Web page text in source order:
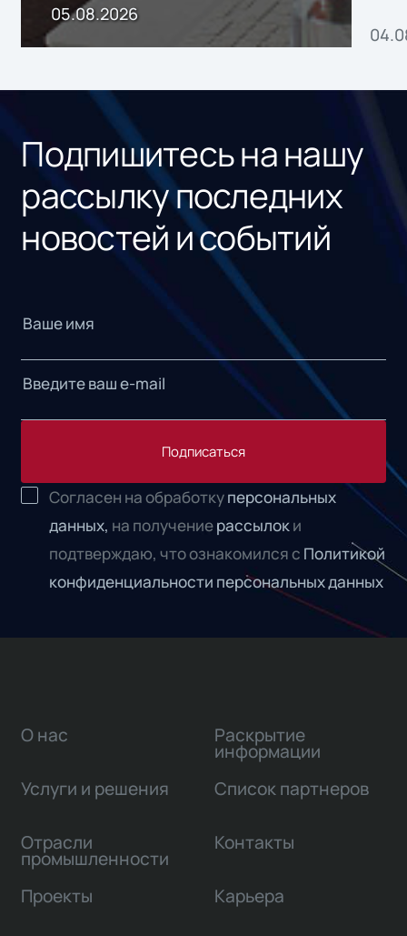
05.08.2026
Подпишитесь на нашу
рассылку последних
новостей и событий
Подписаться
Согласен на обработкуперсональных
данных, на получениерассылоки
подтверждаю, что ознакомился с Политикой
конфиденциальности персональных данных
О нас
Услуги и решения
Отрасли
промышленности
Проекты
Раскрытие
информации
Список партнеров
Контакты
Карьера